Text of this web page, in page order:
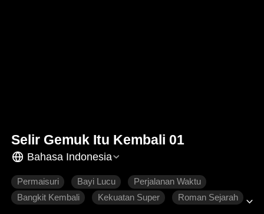
Selir Gemuk Itu Kembali 01
Bahasa Indonesia
Permaisuri Bayi Lucu
Perjalanan Waktu
Bangkit Kembali
Kekuatan Super Roman Sejarah